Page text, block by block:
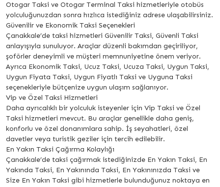
Otogar Taksi ve Otogar Terminal Taksi hizmetleriyle otobüs
yolculuğunuzdan sonra hızlıca istediğiniz adrese ulaşabilirsiniz.
Güvenilir ve Ekonomik Taksi Seçenekleri
Çanakkale’de taksi hizmetleri Güvenilir Taksi, Güvenli Taksi
anlayışıyla sunuluyor. Araçlar düzenli bakımdan geçiriliyor,
şoförler deneyimli ve müşteri memnuniyetine önem veriyor.
Ayrıca Ekonomik Taksi, Ucuz Taksi, Ucuza Taksi, Uygun Taksi,
Uygun Fiyata Taksi, Uygun Fiyatlı Taksi ve Uyguna Taksi
seçenekleriyle bütçenize uygun ulaşım sağlanıyor.
Vip ve Özel Taksi Hizmetleri
Daha ayrıcalıklı bir yolculuk isteyenler için Vip Taksi ve Özel
Taksi hizmetleri mevcut. Bu araçlar genellikle daha geniş,
konforlu ve özel donanımlara sahip. İş seyahatleri, özel
davetler veya turistik geziler için tercih edilebilir.
En Yakın Taksi Çağırma Kolaylığı
Çanakkale’de taksi çağırmak istediğinizde En Yakın Taksi, En
Yakında Taksi, En Yakınında Taksi, En Yakınınızda Taksi ve
Size En Yakın Taksi gibi hizmetlerle bulunduğunuz noktaya en